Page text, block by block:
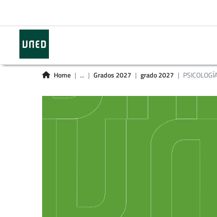
Home ... Grados 2027 grado 2027